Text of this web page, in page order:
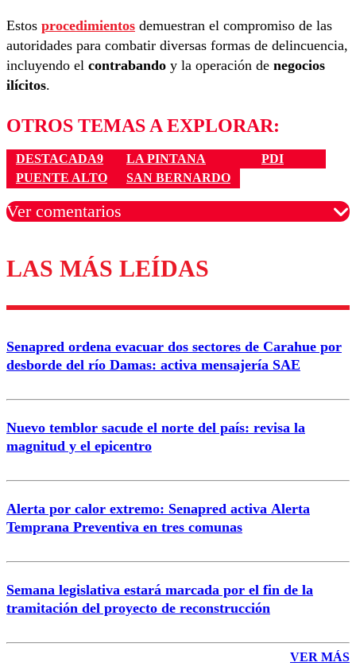
Estos procedimientos demuestran el compromiso de las
autoridades para combatir diversas formas de delincuencia,
incluyendo el contrabando y la operación de negocios
ilícitos.
OTROS TEMAS A EXPLORAR:
DESTACADA9 LA PINTANA
PDI
PUENTE ALTO
SAN BERNARDO
Ver comentarios
Los comentarios son moderados para garantizar un
diálogo respetuoso.
Nombre
Correo
LAS MÁS LEÍDAS
Senapred ordena evacuar dos sectores de Carahue por
desborde del río Damas: activa mensajería SAE
Nuevo temblor sacude el norte del país: revisa la
magnitud y el epicentro
Alerta por calor extremo: Senapred activa Alerta
Temprana Preventiva en tres comunas
Semana legislativa estará marcada por el fin de la
tramitación del proyecto de reconstrucción
VER MÁS